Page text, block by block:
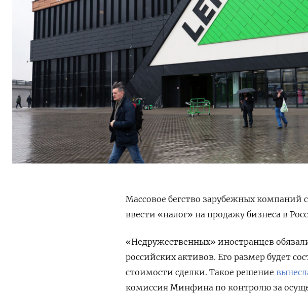
Массовое бегство зарубежных компаний
ввести «налог» на продажу бизнеса в
«Недружественных» иностранцев
российских активов. Его размер будет
стоимости сделки. Такое решение
комиссия Минфина по контролю за